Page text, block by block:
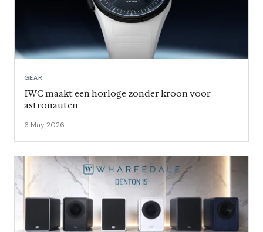
GEAR
IWC maakt een horloge zonder kroon voor
astronauten
6 May 2026